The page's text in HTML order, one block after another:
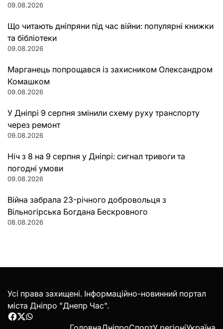
09.08.2026
Що читають дніпряни під час війни: популярні книжки
та бібліотеки
09.08.2026
Марганець попрощався із захисником Олександром
Комашком
09.08.2026
У Дніпрі 9 серпня змінили схему руху транспорту
через ремонт
09.08.2026
Ніч з 8 на 9 серпня у Дніпрі: сигнал тривоги та
погодні умови
09.08.2026
Війна забрала 23-річного добровольця з
Вільногірська Богдана Бескровного
08.08.2026
Усі права захищені. Інформаційно-новинний портал
міста Дніпро "Днепр Час".
Facebook
Twitter
WhatsApp